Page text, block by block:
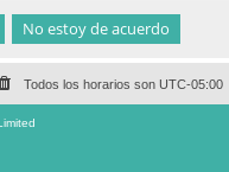
Todos los horarios son UTC-05:00